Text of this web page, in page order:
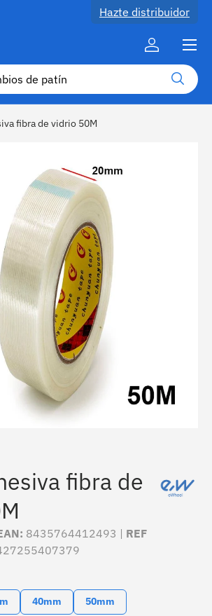
Hazte distribuidor
Buscar
Cuenta
Menú
fibra de vidrio 50M
fibra de
8435764412493 | REF
40mm 50mm